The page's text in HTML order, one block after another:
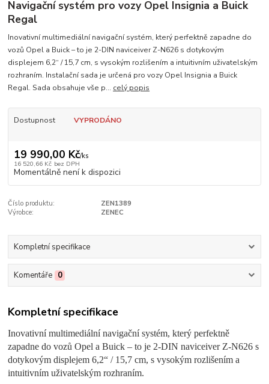
Navigační systém pro vozy Opel Insignia a Buick
Regal
Inovativní multimediální navigační systém, který perfektně zapadne do
vozů Opel a Buick – to je 2-DIN naviceiver Z-N626 s dotykovým
displejem 6,2“ / 15,7 cm, s vysokým rozlišením a intuitivním uživatelským
rozhraním. Instalační sada je určená pro vozy Opel Insignia a Buick
Regal. Sada obsahuje vše p... celý popis
Dostupnost VYPRODÁNO
19 990,00 Kč/ks
16 520,66 Kč bez DPH
Momentálně není k dispozici
Číslo produktu:
ZEN1389
Výrobce:
ZENEC
Kompletní specifikace
Komentáře 0
Kompletní specifikace
Inovativní multimediální navigační systém, který perfektně
zapadne do vozů Opel a Buick – to je 2-DIN naviceiver Z-N626 s
dotykovým displejem 6,2“ / 15,7 cm, s vysokým rozlišením a
intuitivním uživatelským rozhraním.